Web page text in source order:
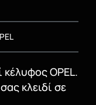
κέλυφος OPEL.
κλειδί σε